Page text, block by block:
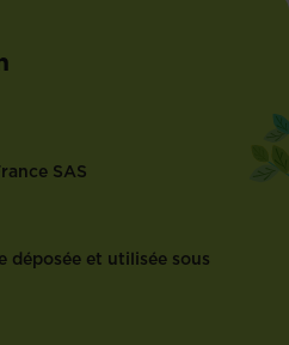
SAS
déposée et utilisée sous